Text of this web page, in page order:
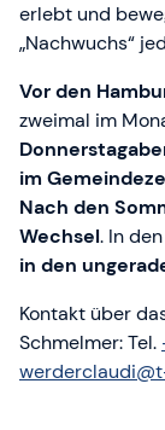
erlebt und
„Nachwuchs“
Vor den
zweimal im
im
Nach den
Wechsel. In den
in den
Kontakt über
Schmelmer: Tel.